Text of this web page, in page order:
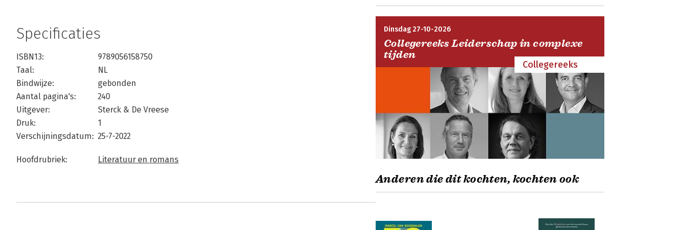
Specificaties
ISBN13:
9789056158750
Taal:
NL
Bindwijze:
gebonden
Aantal pagina's:
240
Uitgever:
Sterck & De Vreese
Druk:
1
Verschijningsdatum: 25-7-2022
Hoofdrubriek: Literatuur en romans
Dinsdag 27-10-2026
Collegereeks Leiderschap in complexe
tijden
Collegereeks
Anderen die dit kochten, kochten ook